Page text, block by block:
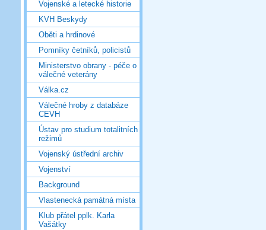
Vojenské a letecké historie
KVH Beskydy
Oběti a hrdinové
Pomníky četníků, policistů
Ministerstvo obrany - péče o
válečné veterány
Válka.cz
Válečné hroby z databáze
CEVH
Ústav pro studium totalitních
režimů
Vojenský ústřední archiv
Vojenství
Background
Vlastenecká památná místa
Klub přátel pplk. Karla
Vašátky